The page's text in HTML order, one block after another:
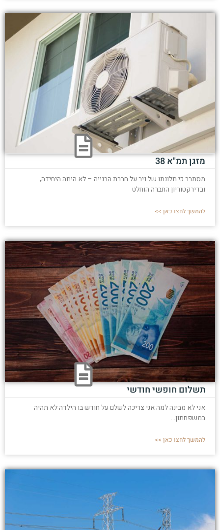
מזגן תמ"א 38
מסתבר כי תלונתו של ניב על חברת הבנייה – לא היתה היחידה,
ובדירקטוריון החברה הוחלט
להמשך לחצו כאן >>
תשלום חופשי חודשי
אני לא מבינה למה אני צריכה לשלם על חודש בו הילדה לא תהיה
במשפחתון...
להמשך לחצו כאן >>